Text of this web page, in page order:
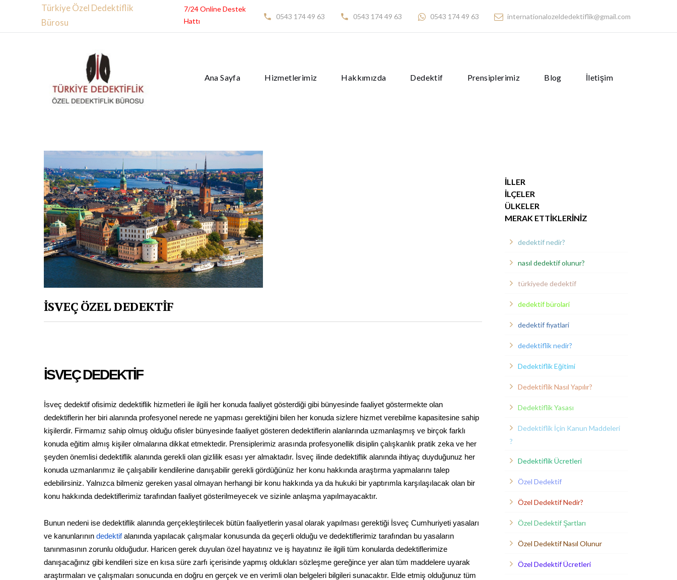
Türkiye Özel Dedektiflik
Bürosu
7/24 Online Destek
Hattı
0543 174 49 63 0543 174 49 63 0543 174 49 63 internationalozeldedektiflik@gmail.com
Ana Sayfa Hizmetlerimiz Hakkımızda Dedektif Prensiplerimiz Blog İletişim
İSVEÇ ÖZEL DEDEKTİF
İSVEÇ DEDEKTİF
İsveç dedektif ofisimiz dedektiflik hizmetleri ile ilgili her konuda faaliyet gösterdiği gibi bünyesinde faaliyet göstermekte olan
dedektiflerin her biri alanında profesyonel nerede ne yapması gerektiğini bilen her konuda sizlere hizmet verebilme kapasitesine sahip
kişilerdir. Firmamız sahip olmuş olduğu ofisler bünyesinde faaliyet gösteren dedektiflerin alanlarında uzmanlaşmış ve birçok farklı
konuda eğitim almış kişiler olmalarına dikkat etmektedir. Prensiplerimiz arasında profesyonellik disiplin çalışkanlık pratik zeka ve her
şeyden önemlisi dedektiflik alanında gerekli olan gizlilik esası yer almaktadır. İsveç ilinde dedektiflik alanında ihtiyaç duyduğunuz her
konuda uzmanlarımız ile çalışabilir kendilerine danışabilir gerekli gördüğünüz her konu hakkında araştırma yapmalarını talep
edebilirsiniz. Yalnızca bilmeniz gereken yasal olmayan herhangi bir konu hakkında ya da hukuki bir yaptırımla karşılaşılacak olan bir
konu hakkında dedektiflerimiz tarafından faaliyet gösterilmeyecek ve sizinle anlaşma yapılmayacaktır.
Bunun nedeni ise dedektiflik alanında gerçekleştirilecek bütün faaliyetlerin yasal olarak yapılması gerektiği İsveç Cumhuriyeti yasaları
ve kanunlarının dedektifalanında yapılacak çalışmalar konusunda da geçerli olduğu ve dedektiflerimiz tarafından bu yasaların
tanınmasının zorunlu olduğudur. Haricen gerek duyulan özel hayatınız ve iş hayatınız ile ilgili tüm konularda dedektiflerimize
danışacağınız gibi kendileri size en kısa süre zarfı içerisinde yapmış oldukları sözleşme gereğince yer alan tüm maddelere uyarak
araştırmaları ve çalışmaları sonucunda en doğru en gerçek ve en verimli olan belgeleri bilgileri sunacaktır. Elde etmiş olduğunuz tüm
İLLER
İLÇELER
ÜLKELER
MERAK ETTIKLERINIZ
dedektif nedir?
nasıl dedektif olunur?
türkiyede dedektif
dedektif bürolari
dedektif fiyatlari
dedektiflik nedir?
Dedektiflik Eğitimi
Dedektiflik Nasıl Yapılır?
Dedektiflik Yasası
Dedektiflik İçin Kanun Maddeleri
?
Dedektiflik Ücretleri
Özel Dedektif
Özel Dedektif Nedir?
Özel Dedektif Şartları
Özel Dedektif Nasıl Olunur
Özel Dedektif Ücretleri